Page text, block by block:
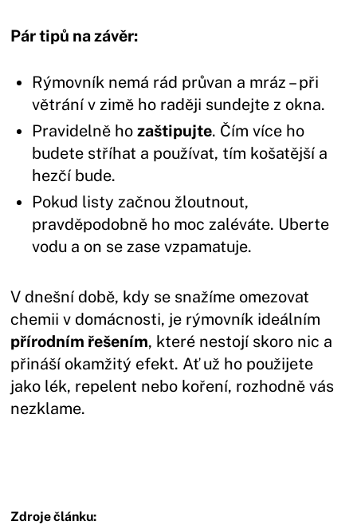
Pár tipů na závěr:
Rýmovník nemá rád průvan a mráz – při
větrání v zimě ho raději sundejte z okna.
Pravidelně hozaštipujte. Čím více ho
budete stříhat a používat, tím košatější a
hezčí bude.
Pokud listy začnou žloutnout,
pravděpodobně ho moc zaléváte. Uberte
vodu a on se zase vzpamatuje.
V dnešní době, kdy se snažíme omezovat
chemii v domácnosti, je rýmovník ideálním
přírodním řešením, které nestojí skoro nic a
přináší okamžitý efekt. Ať už ho použijete
jako lék, repelent nebo koření, rozhodně vás
nezklame.
Zdroje článku: